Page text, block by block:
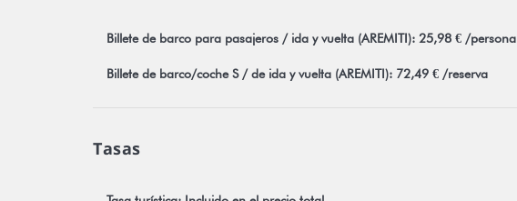
Billete de barco para pasajeros / ida y vuelta (AREMITI): 25,98 € /persona
Billete de barco/coche S / de ida y vuelta (AREMITI): 72,49 € /reserva
Tasas